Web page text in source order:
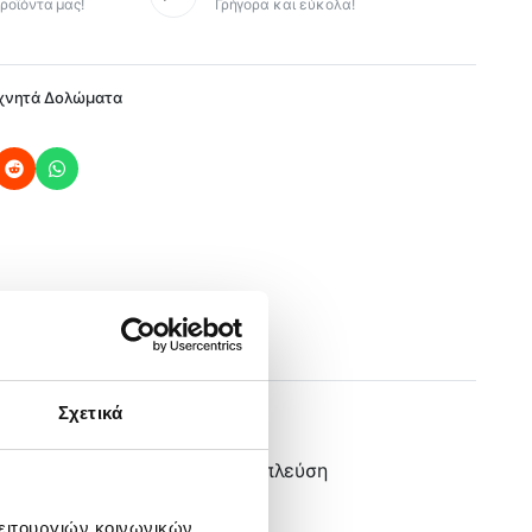
Σχετικά
κοινωνικών
μας! Γρήγορα και εύκολα!
Δολώματα
Jig
καθώς και καλύτερη πλεύση